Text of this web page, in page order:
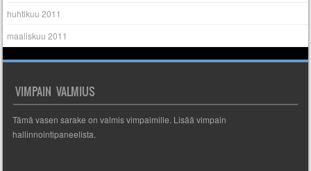
huhtikuu 2011
maaliskuu 2011
VIMPAIN VALMIUS
Tämä vasen sarake on valmis vimpaimille. Lisää vimpain
hallinnointipaneelista.